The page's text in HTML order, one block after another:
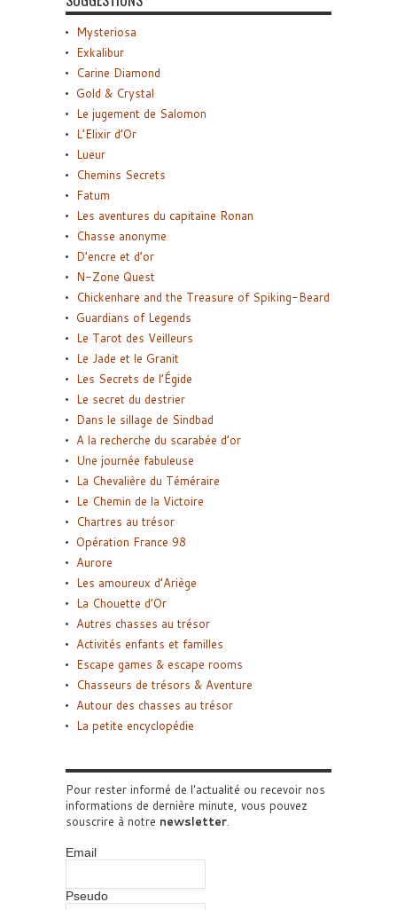
Mysteriosa
Exkalibur
Carine Diamond
Gold & Crystal
Le jugement de Salomon
L’Elixir d’Or
Lueur
Chemins Secrets
Fatum
Les aventures du capitaine Ronan
Chasse anonyme
D’encre et d’or
N-Zone Quest
Chickenhare and the Treasure of Spiking-Beard
Guardians of Legends
Le Tarot des Veilleurs
Le Jade et le Granit
Les Secrets de l’Égide
Le secret du destrier
Dans le sillage de Sindbad
A la recherche du scarabée d’or
Une journée fabuleuse
La Chevalière du Téméraire
Le Chemin de la Victoire
Chartres au trésor
Opération France 98
Aurore
Les amoureux d’Ariège
La Chouette d’Or
Autres chasses au trésor
Activités enfants et familles
Escape games & escape rooms
Chasseurs de trésors & Aventure
Autour des chasses au trésor
La petite encyclopédie
Pour rester informé de l'actualité ou recevoir nos
informations de dernière minute, vous pouvez
souscrire à notre newsletter.
Email
Pseudo